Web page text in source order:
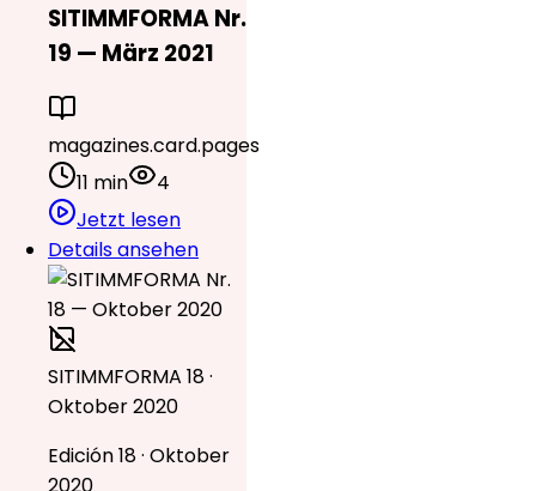
SITIMMFORMA Nr.
19 — März 2021
magazines.card.pages
11 min
4
Jetzt lesen
Details ansehen
SITIMMFORMA 18 ·
Oktober 2020
Edición 18 · Oktober